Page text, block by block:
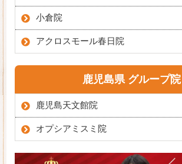
小倉院
アクロスモール春日院
鹿児島県 グループ院
鹿児島天文館院
オプシアミスミ院